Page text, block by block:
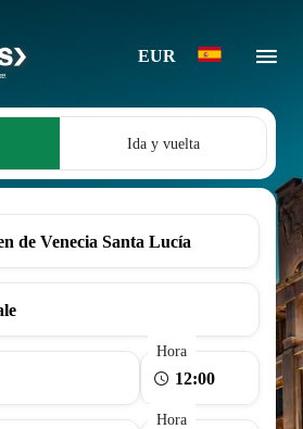
EUR
Ida y vuelta
Hora
Hora